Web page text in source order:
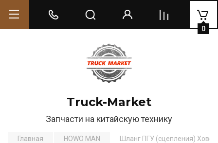
Truck-Market
Запчасти на китайскую технику
0
Главная HOWO MAN Шланг ПГУ (сцепления) Хово